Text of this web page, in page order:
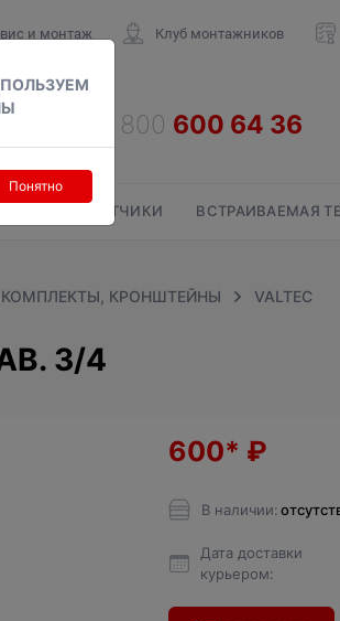
Понятно
и монтаж Клуб монтажников
СЧЕТЧИКИ ВСТРАИВАЕМАЯ
КРОНШТЕЙНЫ
VALTEC
3/4
600* ₽
В наличии:
Дата доставки
курьером: